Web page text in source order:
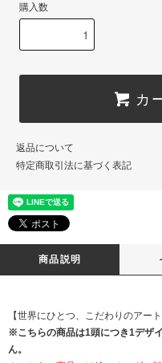
購入数
カ
返品について
特定商取引法に基づく表記
商品説明
【世界にひとつ、こだわりのアート
※こちらの商品は1頭につき1デザ
ん。